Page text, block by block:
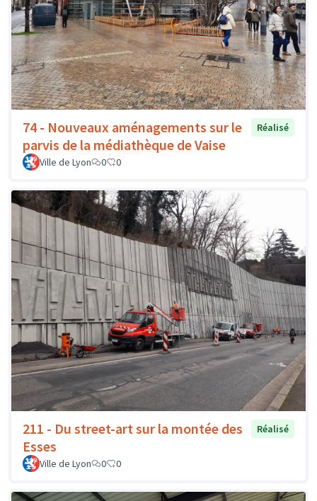
74 - Nouveaux aménagements sur le
parvis de la médiathèque de Vaise
Réalisé
Ville de Lyon 0 0
211 - Du street-art sur la montée des
Esses
Réalisé
Ville de Lyon 0 0